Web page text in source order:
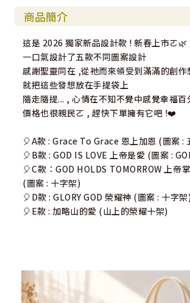
商品簡介
這是 2026 獨家新品設計款 ! 新春上市ㄛ🌿
一口氣設計了五款不同圖案設計
感謝聖靈同在 ,從祂而來領受到滿滿的創作
就把這些發想放在手提袋上
隨走隨提... , 心情在不知不覺中感覺幸福百
價格也很親民ㄛ , 趕快下單擁有它吧 !❤️
🎈A款 : Grace To Grace 恩上加恩 (圖案 :
🎈B款 : GOD IS LOVE 上帝是愛 (圖案 :
🎈C款：GOD HOLDS TOMORROW 上帝
(圖案 : 十字架)
🎈D款 : GLORY GOD 榮耀神 (圖案 : 十字
🎈E款 : 加略山的愛 (山上的榮耀十架)